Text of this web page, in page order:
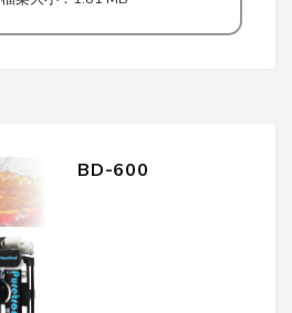
BD-600